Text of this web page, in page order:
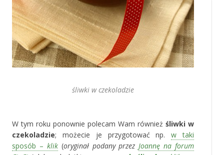
śliwki w czekoladzie
W tym roku ponownie polecam Wam również śliwki w
czekoladzie; możecie je przygotować np.w taki
sposób – klik(oryginał podany przezJoannę na forum